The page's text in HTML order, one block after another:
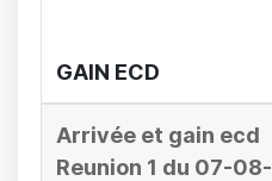
GAIN ECD
Arrivée et gain ecd
Reunion 1 du 07-08-